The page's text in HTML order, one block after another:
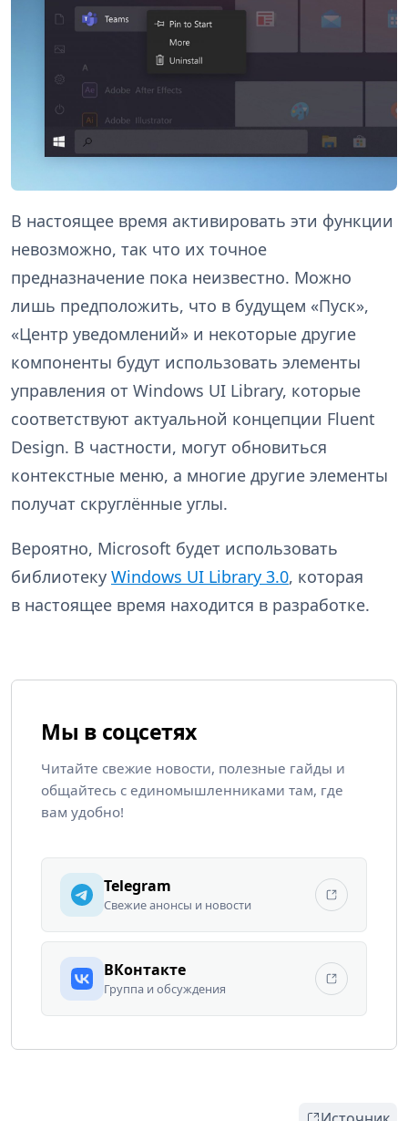
В настоящее время активировать эти функции
невозможно, так что их точное
предназначение пока неизвестно. Можно
лишь предположить, что в будущем «Пуск»,
«Центр уведомлений» и некоторые другие
компоненты будут использовать элементы
управления от Windows UI Library, которые
соответствуют актуальной концепции Fluent
Design. В частности, могут обновиться
контекстные меню, а многие другие элементы
получат скруглённые углы.
Вероятно, Microsoft будет использовать
библиотеку Windows UI Library 3.0, которая
в настоящее время находится в разработке.
Мы в соцсетях
Читайте свежие новости, полезные гайды и
общайтесь с единомышленниками там, где
вам удобно!
Telegram
Свежие анонсы и новости
ВКонтакте
Группа и обсуждения